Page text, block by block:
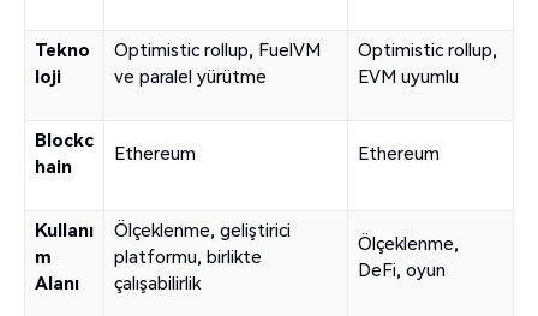
Tekno
loji
Optimistic rollup, FuelVM
ve paralel yürütme
Optimistic rollup,
EVM uyumlu
Blockc
hain
Ethereum Ethereum
Kullanı
m
Alanı
Ölçeklenme, geliştirici
platformu, birlikte
çalışabilirlik
Ölçeklenme,
DeFi, oyun